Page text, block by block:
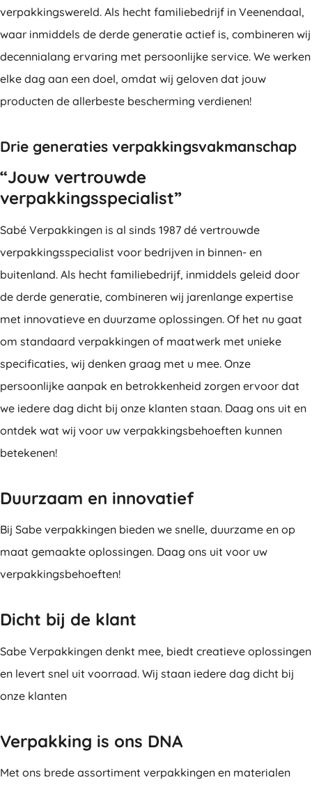
verpakkingswereld. Als hecht familiebedrijf in Veenendaal,
waar inmiddels de derde generatie actief is, combineren wij
decennialang ervaring met persoonlijke service. We werken
elke dag aan een doel, omdat wij geloven dat jouw
producten de allerbeste bescherming verdienen!
Drie generaties verpakkingsvakmanschap
“Jouw vertrouwde
verpakkingsspecialist”
Sabé Verpakkingen is al sinds 1987 dé vertrouwde
verpakkingsspecialist voor bedrijven in binnen- en
buitenland. Als hecht familiebedrijf, inmiddels geleid door
de derde generatie, combineren wij jarenlange expertise
met innovatieve en duurzame oplossingen. Of het nu gaat
om standaard verpakkingen of maatwerk met unieke
specificaties, wij denken graag met u mee. Onze
persoonlijke aanpak en betrokkenheid zorgen ervoor dat
we iedere dag dicht bij onze klanten staan. Daag ons uit en
ontdek wat wij voor uw verpakkingsbehoeften kunnen
betekenen!
Duurzaam en innovatief
Bij Sabe verpakkingen bieden we snelle, duurzame en op
maat gemaakte oplossingen. Daag ons uit voor uw
verpakkingsbehoeften!
Dicht bij de klant
Sabe Verpakkingen denkt mee, biedt creatieve oplossingen
en levert snel uit voorraad. Wij staan iedere dag dicht bij
onze klanten
Verpakking is ons DNA
Met ons brede assortiment verpakkingen en materialen